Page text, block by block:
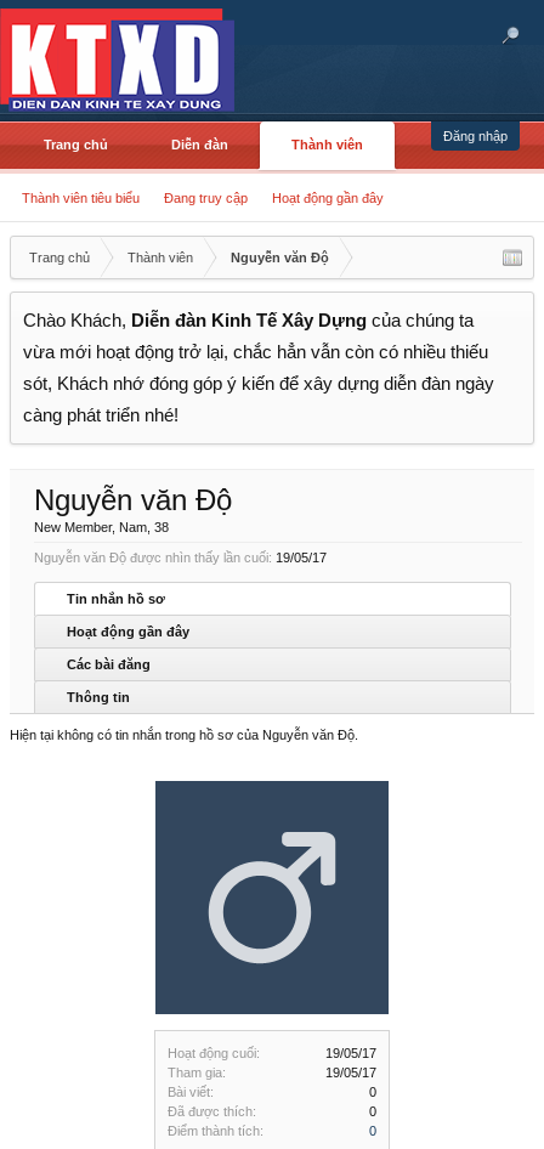
Đăng nhập
Trang chủ Diễn đàn Thành viên
Thành viên tiêu biểu Đang truy cập Hoạt động gần đây
Trang chủ Thành viên Nguyễn văn Độ
Chào Khách, Diễn đàn Kinh Tế Xây Dựng của chúng ta
vừa mới hoạt động trở lại, chắc hẳn vẫn còn có nhiều thiếu
sót, Khách nhớ đóng góp ý kiến để xây dựng diễn đàn ngày
càng phát triển nhé!
Hoạt động cuối:
19/05/17
Tham gia:
19/05/17
Bài viết:
0
Đã được thích:
0
Điểm thành tích:
0
Nguyễn văn Độ
New Member, Nam, 38
Nguyễn văn Độ được nhìn thấy lần cuối: 19/05/17
Tin nhắn hồ sơ
Hoạt động gần đây
Các bài đăng
Thông tin
Hiện tại không có tin nhắn trong hồ sơ của Nguyễn văn Độ.